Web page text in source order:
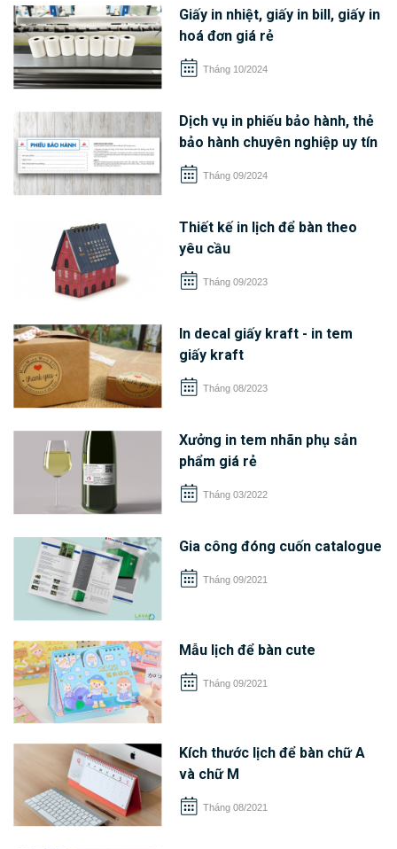
Giấy in nhiệt, giấy in bill, giấy in
hoá đơn giá rẻ
Tháng 10/2024
Dịch vụ in phiếu bảo hành, thẻ
bảo hành chuyên nghiệp uy tín
Tháng 09/2024
Thiết kế in lịch để bàn theo
yêu cầu
Tháng 09/2023
In decal giấy kraft - in tem
giấy kraft
Tháng 08/2023
Xưởng in tem nhãn phụ sản
phẩm giá rẻ
Tháng 03/2022
Gia công đóng cuốn catalogue
Tháng 09/2021
Mẫu lịch để bàn cute
Tháng 09/2021
Kích thước lịch để bàn chữ A
và chữ M
Tháng 08/2021